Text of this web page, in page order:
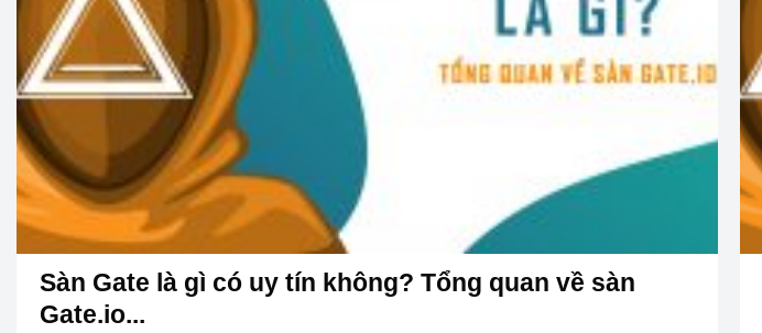
Sàn Gate là gì có uy tín không? Tổng quan về sàn
Gate.io...